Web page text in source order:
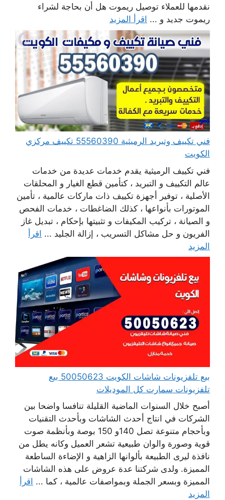
نقدمها للعملاء توصيل ريموت هل أن بحاجة لشراء
ريموت جديد و ... اقرأ المزيد
فني تكييف وتبريد الرميثية 55560390 تكييف مركزي
الكويت
فني تكييف الرميثية يقدم خدمات عديدة من خدمات
عالم التكييف و التبريد ، كتأمين قطع الغيار و المحلقات
الأصلية ، توفير أجهزة تكييف ذات ماركات عالمية ، تأمين
الموتورات بأنواعها ، كذلك الضاغطات ، خدمات الفحص
و الصيانة ، تركيب المكيفات و تثبيتها بإحكام ، تبديل غاز
الفريون و حل مشاكل التسريب ، إزالة الجليد ... اقرأ
المزيد
بيع تلفزيونات شاشات الكويت 50050623 بيع
تلفزيونات سمارت كل الموديلات
أصبح خلال السنوات الماضية القليلة تنافسا واضحا بين
الشركات في انتاج أحدث الشاشات وبأحدث التقنيات
وبأحجام متنوعة تصل 140و 150 بوصة وبأنظمة صوت
قوية وصورة والوان طبيعية تشعر العميل وكانه يطل من
نافذة ليرى الطبيعة بألوانها الزاهية و الإضاءة الساطعة
المميزة. ولدى شركتنا عدة عروض على هذه الشاشات
المميزة وبسعر الجملة وبمواصفات عالمية ، كما ... اقرأ
المزيد